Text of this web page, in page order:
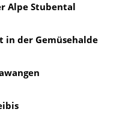
Alpe Stubental
in der Gemüsehalde